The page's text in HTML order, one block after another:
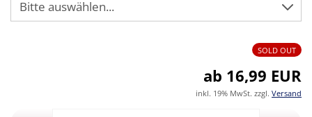
SOLD OUT
ab 16,99 EUR
inkl. 19% MwSt. zzgl. Versand